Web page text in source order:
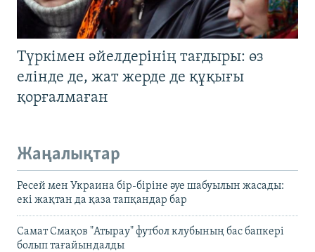
Түркімен әйелдерінің тағдыры: өз
елінде де, жат жерде де құқығы
қорғалмаған
Жаңалықтар
Ресей мен Украина бір-біріне әуе шабуылын жасады:
екі жақтан да қаза тапқандар бар
Самат Смақов "Атырау" футбол клубының бас бапкері
болып тағайындалды